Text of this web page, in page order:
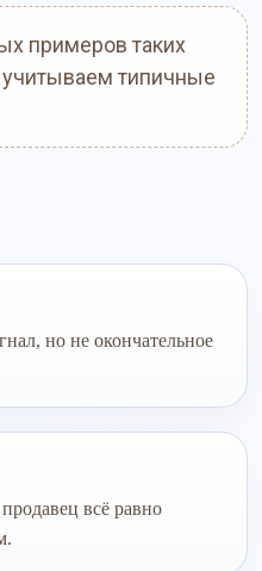
примеров таких
типичные
но не окончательное
всё равно